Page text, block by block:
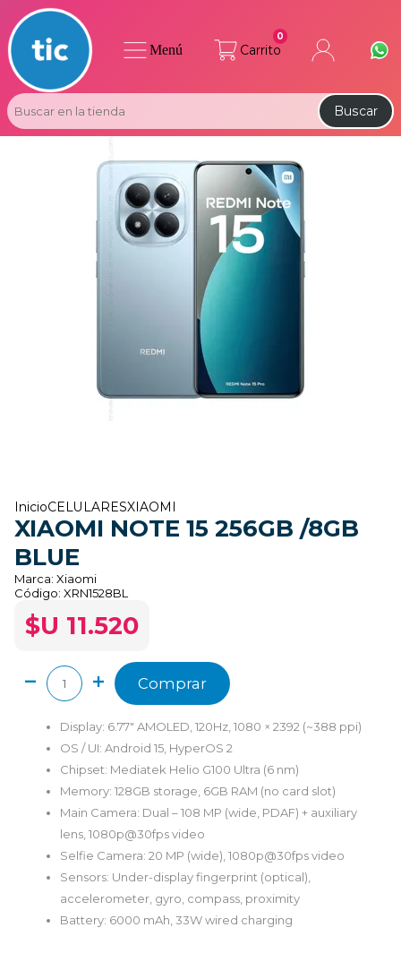
Carrito
0
Buscar
Menú
InicioCELULARESXIAOMI
XIAOMI NOTE 15 256GB /8GB
BLUE
Marca: Xiaomi
Código: XRN1528BL
$U 11.520
Comprar
Display: 6.77″ AMOLED, 120Hz, 1080 × 2392 (~388 ppi)
OS / UI: Android 15, HyperOS 2
Chipset: Mediatek Helio G100 Ultra (6 nm)
Memory: 128GB storage, 6GB RAM (no card slot)
Main Camera: Dual – 108 MP (wide, PDAF) + auxiliary
lens, 1080p@30fps video
Selfie Camera: 20 MP (wide), 1080p@30fps video
Sensors: Under-display fingerprint (optical),
accelerometer, gyro, compass, proximity
Battery: 6000 mAh, 33W wired charging